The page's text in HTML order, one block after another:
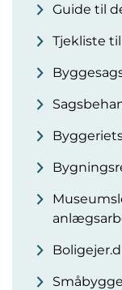
Guide til
Tjekliste